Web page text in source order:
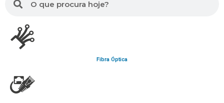
Fibra Óptica